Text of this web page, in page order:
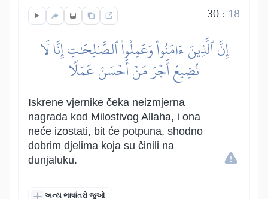
30: 18
إِنَّ ٱلَّذِينَ ءَامَنُواْ وَعَمِلُواْ ٱلصَّٰلِحَٰتِ إِنَّا لَا
نُضِيعُ أَجۡرَ مَنۡ أَحۡسَنَ عَمَلًا
Iskrene vjernike čeka neizmjerna
nagrada kod Milostivog Allaha, i ona
neće izostati, bit će potpuna, shodno
dobrim djelima koja su činili na
dunjaluku.
અન્ય ભાષાંતરો જુઓ